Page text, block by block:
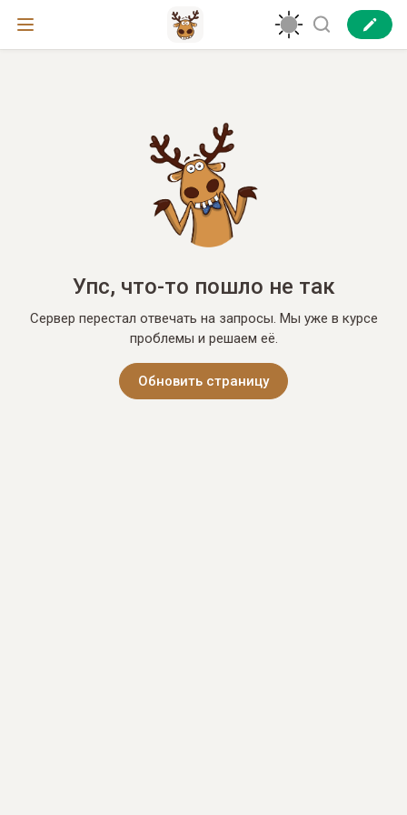
Упс, что-то пошло не так
Сервер перестал отвечать на запросы. Мы уже в курсе
проблемы и решаем её.
Обновить страницу